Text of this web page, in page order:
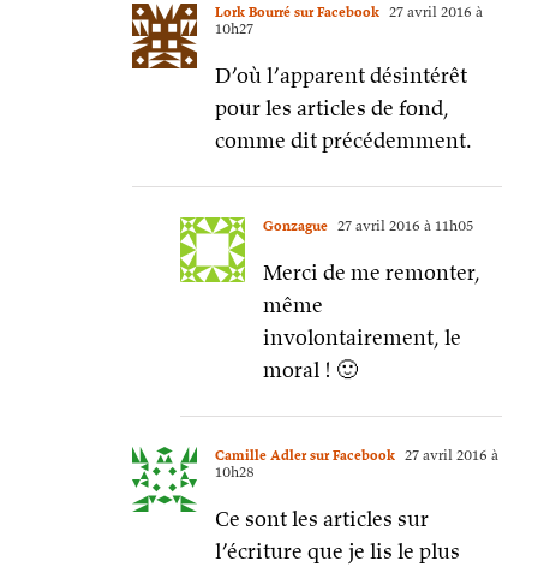
Lork Bourré sur Facebook 27 avril 2016 à
10h27
D’où l’apparent désintérêt
pour les articles de fond,
comme dit précédemment.
Gonzague 27 avril 2016 à 11h05
Merci de me remonter,
même
involontairement, le
moral ! 🙂
Camille Adler sur Facebook 27 avril 2016 à
10h28
Ce sont les articles sur
l’écriture que je lis le plus